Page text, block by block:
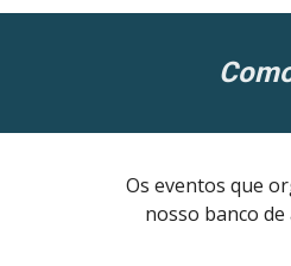
Os eventos que
nosso banco